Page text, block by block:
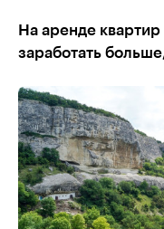
На аренде
заработать